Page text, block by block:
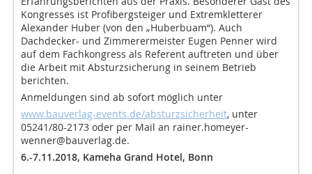
Kongresses ist Profibergsteiger und Extremkletterer
Alexander Huber (von den „Huberbuam“). Auch
Dachdecker- und Zimmerermeister Eugen Penner wird
auf dem Fachkongress als Referent auftreten und über
die Arbeit mit Absturzsicherung in seinem Betrieb
berichten.
Anmeldungen sind ab sofort möglich unter
www.bauverlag-events.de/absturzsicherheit, unter
05241/80-2173 oder per Mail an rainer.homeyer-
wenner@bauverlag.de.
6.-7.11.2018, Kameha Grand Hotel, Bonn